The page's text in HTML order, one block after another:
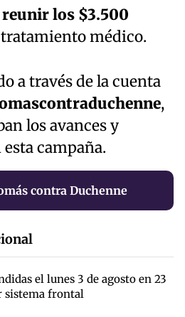
los $3.500
médico.
a través de la cuenta
,
los avances y
campaña.
contra Duchenne
el lunes 3 de agosto en 23
sistema frontal